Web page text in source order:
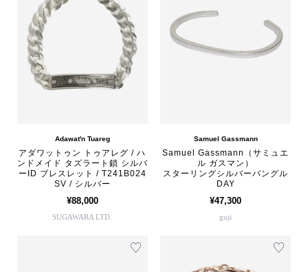
Adawat'n Tuareg
アダワットゥン トゥアレグ / ハ
ンドメイド タズラート鎖 シルバ
ーID ブレスレット / T241B024
SV / シルバー
¥88,000
SUGAWARA LTD.
Samuel Gassmann
Samuel Gassmann（サミュエ
ル ガスマン）
スターリングシルバーバングル
DAY
¥47,300
guji